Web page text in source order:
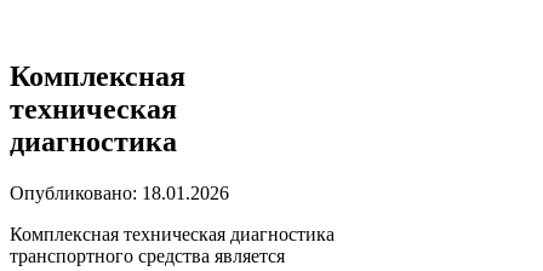
Комплексная
техническая
диагностика
Опубликовано: 18.01.2026
Комплексная техническая диагностика
транспортного средства является